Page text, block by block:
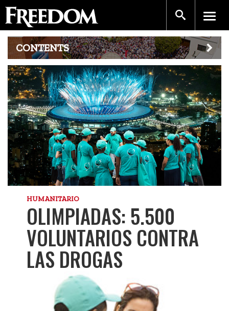
CONTENTS
HUMANITARIO
OLIMPIADAS: 5.500
VOLUNTARIOS CONTRA
LAS DROGAS